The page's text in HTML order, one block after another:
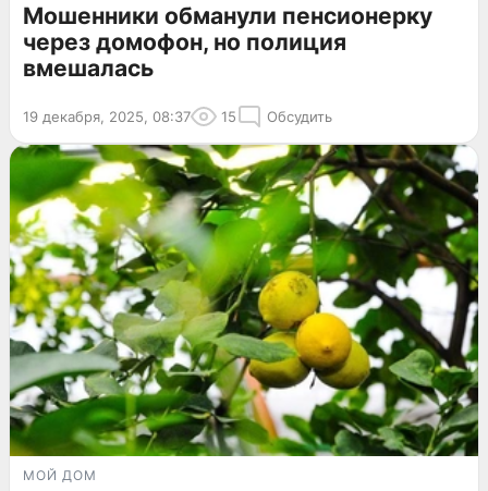
Мошенники обманули пенсионерку
через домофон, но полиция
вмешалась
19 декабря, 2025, 08:37 15 Обсудить
МОЙ ДОМ